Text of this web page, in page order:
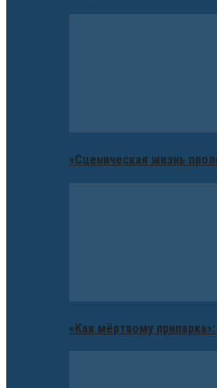
«Сценическая жизнь
«Как мёртвому